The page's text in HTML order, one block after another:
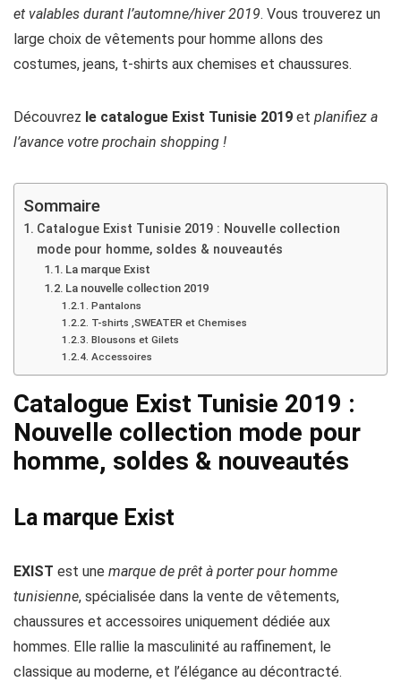
et valables durant l’automne/hiver 2019. Vous trouverez un
large choix de vêtements pour homme allons des
costumes, jeans, t-shirts aux chemises et chaussures.
Découvrez le catalogue Exist Tunisie 2019 et planifiez a
l’avance votre prochain shopping !
Sommaire
Catalogue Exist Tunisie 2019 : Nouvelle collection
mode pour homme, soldes & nouveautés
La marque Exist
La nouvelle collection 2019
Pantalons
T-shirts ,SWEATER et Chemises
Blousons et Gilets
Accessoires
Catalogue Exist Tunisie 2019 :
Nouvelle collection mode pour
homme, soldes & nouveautés
La marque Exist
EXIST est une marque de prêt à porter pour homme
tunisienne, spécialisée dans la vente de vêtements,
chaussures et accessoires uniquement dédiée aux
hommes. Elle rallie la masculinité au raffinement, le
classique au moderne, et l’élégance au décontracté.